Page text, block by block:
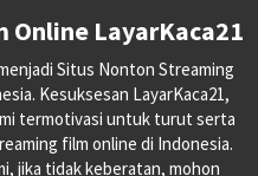
Online LayarKaca21
Situs Nonton Streaming
Kesuksesan LayarKaca21,
termotivasi untuk turut serta
film online di Indonesia.
jika tidak keberatan, mohon